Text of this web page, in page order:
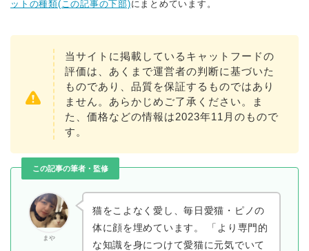
ットの種類(この記事の下部)にまとめています。
当サイトに掲載しているキャットフードの
評価は、あくまで運営者の判断に基づいた
ものであり、品質を保証するものではあり
ません。あらかじめご了承ください。ま
た、価格などの情報は2023年11月のもので
す。
この記事の筆者・監修
まや
猫をこよなく愛し、毎日愛猫・ピノの
体に顔を埋めています。 「より専門的
な知識を身につけて愛猫に元気でいて